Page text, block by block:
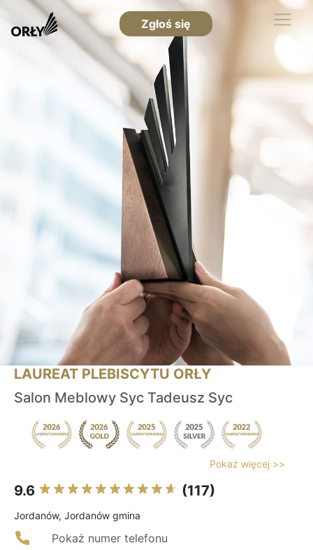
Zgłoś się
LAUREAT PLEBISCYTU ORŁY
Salon Meblowy Syc Tadeusz Syc
Pokaż więcej >>
9.6 (117)
Jordanów, Jordanów gmina
Pokaż numer telefonu